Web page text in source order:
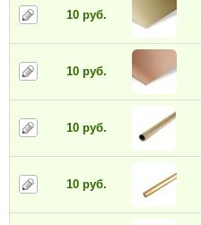
10 руб.
10 руб.
10 руб.
10 руб.